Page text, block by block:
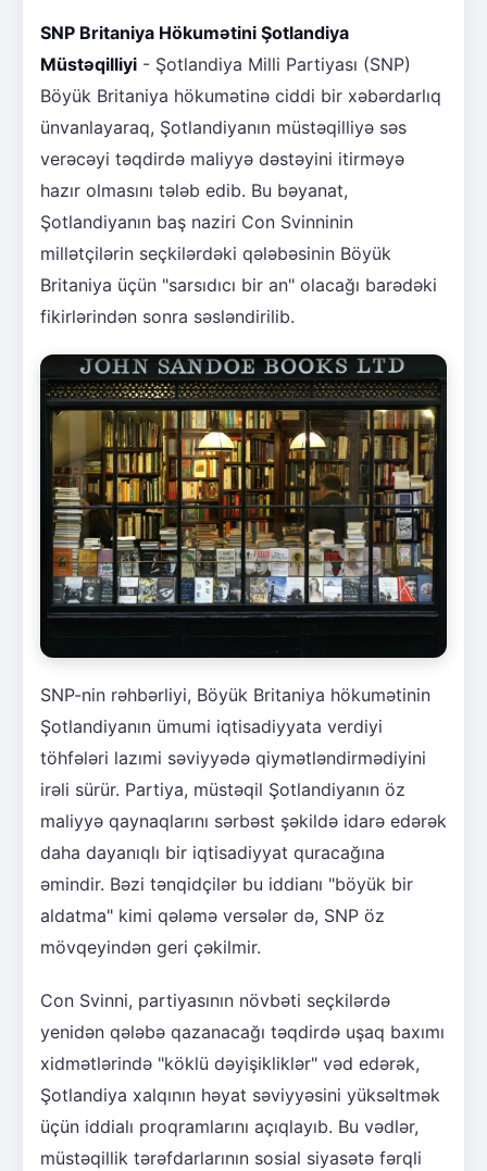
SNP Britaniya Hökumətini Şotlandiya
Müstəqilliyi - Şotlandiya Milli Partiyası (SNP)
Böyük Britaniya hökumətinə ciddi bir xəbərdarlıq
ünvanlayaraq, Şotlandiyanın müstəqilliyə səs
verəcəyi təqdirdə maliyyə dəstəyini itirməyə
hazır olmasını tələb edib. Bu bəyanat,
Şotlandiyanın baş naziri Con Svinninin
millətçilərin seçkilərdəki qələbəsinin Böyük
Britaniya üçün "sarsıdıcı bir an" olacağı barədəki
fikirlərindən sonra səsləndirilib.
SNP-nin rəhbərliyi, Böyük Britaniya hökumətinin
Şotlandiyanın ümumi iqtisadiyyata verdiyi
töhfələri lazımi səviyyədə qiymətləndirmədiyini
irəli sürür. Partiya, müstəqil Şotlandiyanın öz
maliyyə qaynaqlarını sərbəst şəkildə idarə edərək
daha dayanıqlı bir iqtisadiyyat quracağına
əmindir. Bəzi tənqidçilər bu iddianı "böyük bir
aldatma" kimi qələmə versələr də, SNP öz
mövqeyindən geri çəkilmir.
Con Svinni, partiyasının növbəti seçkilərdə
yenidən qələbə qazanacağı təqdirdə uşaq baxımı
xidmətlərində "köklü dəyişikliklər" vəd edərək,
Şotlandiya xalqının həyat səviyyəsini yüksəltmək
üçün iddialı proqramlarını açıqlayıb. Bu vədlər,
müstəqillik tərəfdarlarının sosial siyasətə fərqli